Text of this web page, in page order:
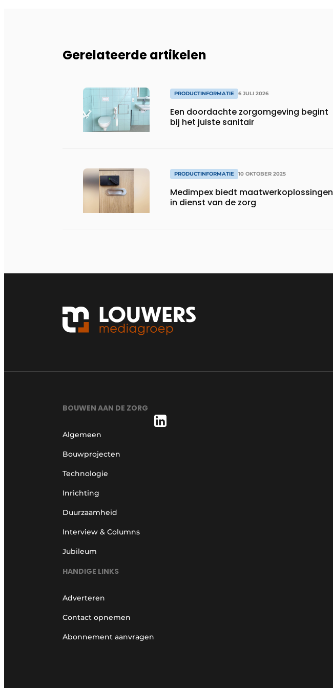
Gerelateerde artikelen
PRODUCTINFORMATIE 6 JULI 2026
Een doordachte zorgomgeving begint
bij het juiste sanitair
PRODUCTINFORMATIE 10 OKTOBER 2025
Medimpex biedt maatwerkoplossingen
in dienst van de zorg
BOUWEN AAN DE ZORG
Algemeen
Bouwprojecten
Technologie
Inrichting
Duurzaamheid
Interview & Columns
Jubileum
HANDIGE LINKS
Adverteren
Contact opnemen
Abonnement aanvragen